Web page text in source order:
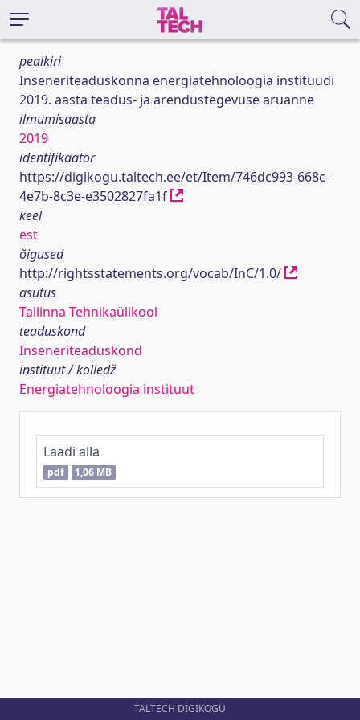
pealkiri
Inseneriteaduskonna energiatehnoloogia instituudi
2019. aasta teadus- ja arendustegevuse aruanne
ilmumisaasta
2019
identifikaator
https://digikogu.taltech.ee/et/Item/746dc993-668c-
4e7b-8c3e-e3502827fa1f
keel
est
õigused
http://rightsstatements.org/vocab/InC/1.0/
asutus
Tallinna Tehnikaülikool
teaduskond
Inseneriteaduskond
instituut / kolledž
Energiatehnoloogia instituut
Laadi alla
pdf 1,06 MB
TALTECH DIGIKOGU